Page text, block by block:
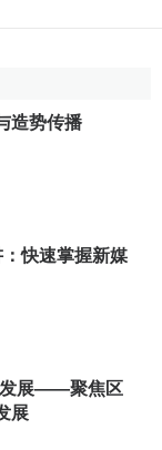
数字业务的综合
席之前是高雷资
表,高雷是全球领
1999年至2008年
音乐电视台大中华
康姆公司中国首
近10年的时间
士学位。值得一
造势传播
快速掌握新媒
发展——聚焦区
展